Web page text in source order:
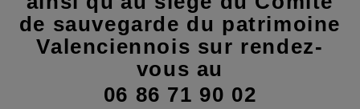
de sauvegarde du patrimoine
Valenciennois sur rendez-
vous au
06 86 71 90 02